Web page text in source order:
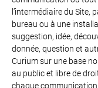
l’intermédiaire du Site,
bureau ou à une
suggestion, idée,
donnée, question et
Curium sur une base
au public et libre de
chaque